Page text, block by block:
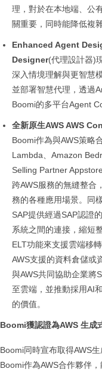
理，對於在本地端、公
關重要，同時能降低複
Enhanced Agent
Designer(代理設計器)
深入情境理解與更智慧
並部署智慧代理，透過
Boomi的多平台Agent
全新原生AWS AWS
Boomi作為與AWS策略
Lambda、Amazon
Selling Partner
跨AWS服務的無縫整合
務的各種應用場景。​同
SAP提供經過SAP認證
系統之間的連接，縮短
ELT功能來支援雲端移
AWS支援的資料倉儲或
與AWS共同協助企業將
至雲端，並推動採用AI
的價值。​
Boomi獲認證為AWS 生成
​​Boomi同時宣布取得AWS
Boomi作為AWS合作夥伴